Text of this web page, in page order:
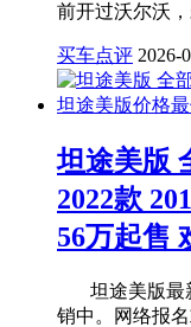
前开过沃尔沃
买车点评 2026-
坦途美版
2022款
56万起售
坦途美版最
销中。网络报